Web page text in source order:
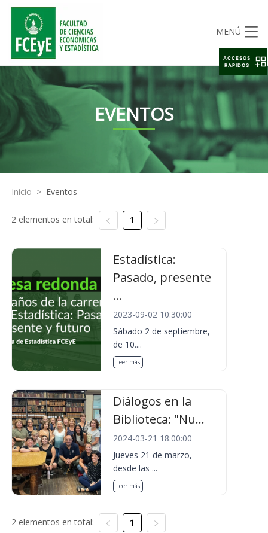
MENÚ
EVENTOS
Inicio > Eventos
2 elementos en total: 1
Estadística:
Pasado, presente
...
2023-09-02 10:30:00
Sábado 2 de septiembre,
de 10....
Leer más
Diálogos en la
Biblioteca: "Nu...
2024-03-21 18:00:00
Jueves 21 de marzo,
desde las ...
Leer más
2 elementos en total: 1
ACCESOS
RAPIDOS